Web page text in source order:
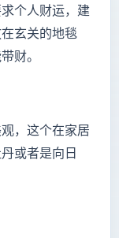
个人财运，建
玄关的地毯
财。
，这个在家居
或者是向日